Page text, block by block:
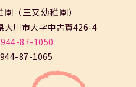
（三又幼稚園）
大川市大字中古賀426-4
87-1050
87-1065